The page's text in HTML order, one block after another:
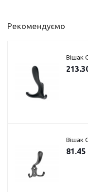
Рекомендуємо
Вішак
Вішак
81.45